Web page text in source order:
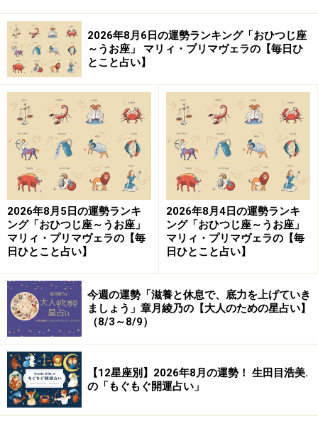
＞【星占い】あなたの今週の運勢は？
10位：やぎ座／山羊座（12月22日～1月19
日生まれ）
「やぎ座」の今日の運勢
気分がふさぎがち。リラックスして心の安定を保とう。
＞【星占い】あなたの今週の運勢は？
9位：おうし座／牡牛座（4月20日～5月20
日生まれ）
「おうし座」の今日の運勢
目立たないことが幸運のカギ。地道な努力がやがて実り
2026年8月6日の運勢ランキング「おひつじ座
～うお座」 マリィ・プリマヴェラの【毎日ひ
とこと占い】
2026年8月5日の運勢ランキ
ング「おひつじ座～うお座」
マリィ・プリマヴェラの【毎
日ひとこと占い】
2026年8月4日の運勢ランキ
ング「おひつじ座～うお座」
マリィ・プリマヴェラの【毎
日ひとこと占い】
今週の運勢「滋養と休息で、底力を上げていき
ましょう」章月綾乃の【大人のための星占い】
（8/3～8/9）
【12星座別】2026年8月の運勢！ 生田目浩美.
の「もぐもぐ開運占い」